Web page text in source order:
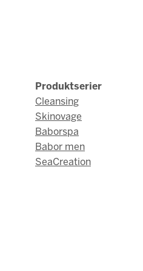
Produktserier
Cleansing
Skinovage
Baborspa
Babor men
SeaCreation